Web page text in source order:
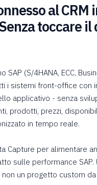
al CRM
toccare il
SAP (S/4HANA, ECC,
i sistemi front-office con
applicativo - senza
prodotti, prezzi,
in tempo reale.
Capture per alimentare
sulle performance SAP.
un progetto custom